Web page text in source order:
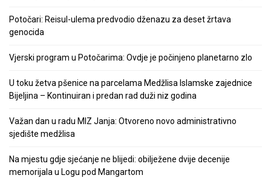
Potočari: Reisul-ulema predvodio dženazu za deset žrtava
genocida
Vjerski program u Potočarima: Ovdje je počinjeno planetarno zlo
U toku žetva pšenice na parcelama Medžlisa Islamske zajednice
Bijeljina – Kontinuiran i predan rad duži niz godina
Važan dan u radu MIZ Janja: Otvoreno novo administrativno
sjedište medžlisa
Na mjestu gdje sjećanje ne blijedi: obilježene dvije decenije
memorijala u Logu pod Mangartom